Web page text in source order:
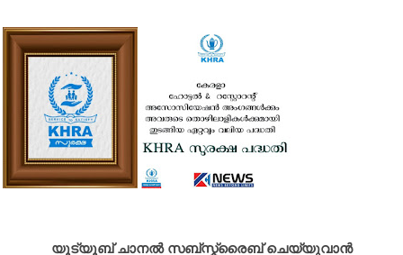
യൂട്യൂബ് ചാനൽ സബ്സ്ക്രൈബ് ചെയ്യുവാൻ